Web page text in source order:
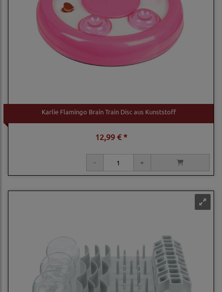
Karlie Flamingo Brain Train Disc aus Kunststoff
12,99 € *